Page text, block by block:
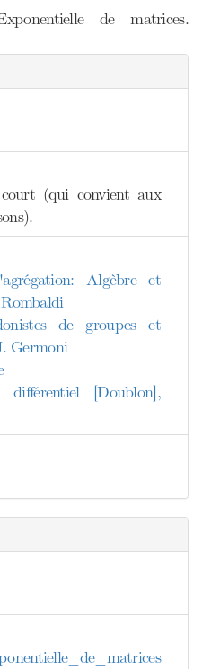
de matrices.
(qui convient aux
Algèbre et
de groupes et
Germoni
[Doublon],